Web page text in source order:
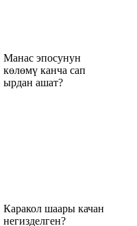
Манас эпосунун
көлөмү канча сап
ырдан ашат?
Каракол шаары качан
негизделген?